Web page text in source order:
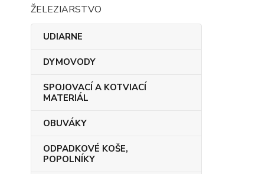
ŽELEZIARSTVO
UDIARNE
DYMOVODY
SPOJOVACÍ A KOTVIACÍ
MATERIÁL
OBUVÁKY
ODPADKOVÉ KOŠE,
POPOLNÍKY